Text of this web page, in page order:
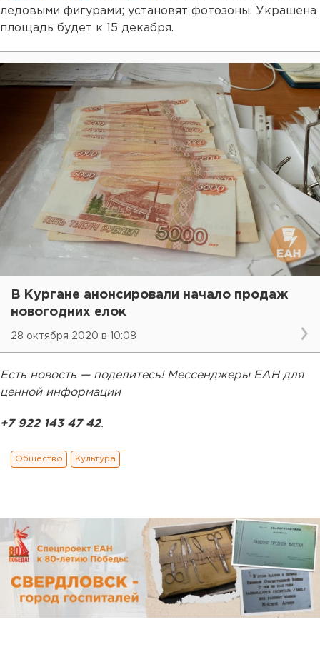
ледовыми фигурами; установят фотозоны. Украшена
площадь будет к 15 декабря.
В Кургане анонсировали начало продаж
новогодних елок
28 октября 2020 в 10:08
Есть новость — поделитесь! Мессенджеры ЕАН для
ценной информации
+7 922 143 47 42.
Общество Культура